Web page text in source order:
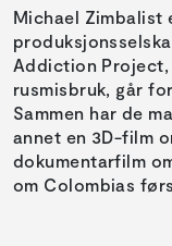
Michael Zimbalist
Addiction Project,
rusmisbruk, går
Sammen har de
annet en 3D-film
dokumentarfilm
om Colombias